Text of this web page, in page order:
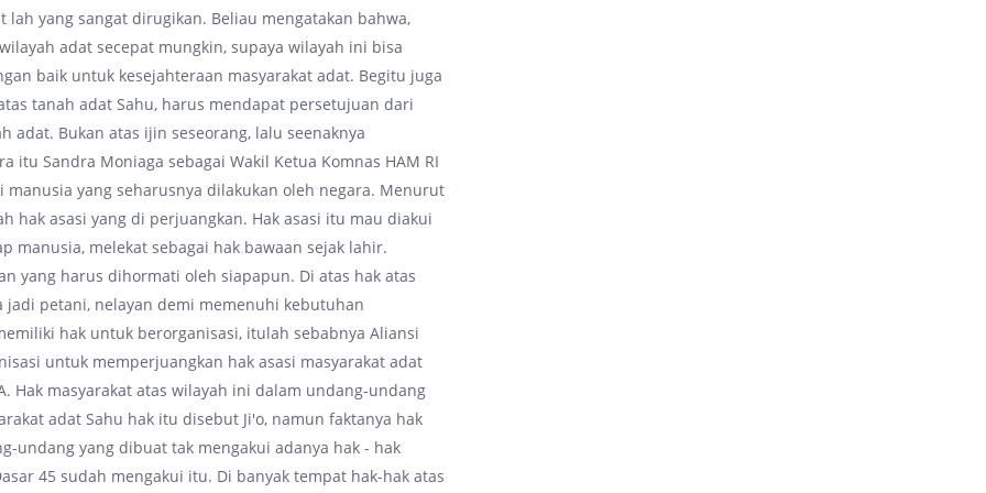
yang sangat dirugikan. Beliau mengatakan bahwa,
adat secepat mungkin, supaya wilayah ini bisa
baik untuk kesejahteraan masyarakat adat. Begitu juga
tanah adat Sahu, harus mendapat persetujuan dari
adat. Bukan atas ijin seseorang, lalu seenaknya
itu Sandra Moniaga sebagai Wakil Ketua Komnas HAM RI
yang seharusnya dilakukan oleh negara. Menurut
hak asasi yang di perjuangkan. Hak asasi itu mau diakui
manusia, melekat sebagai hak bawaan sejak lahir.
yang harus dihormati oleh siapapun. Di atas hak atas
petani, nelayan demi memenuhi kebutuhan
hak untuk berorganisasi, itulah sebabnya Aliansi
untuk memperjuangkan hak asasi masyarakat adat
Hak masyarakat atas wilayah ini dalam undang-undang
adat Sahu hak itu disebut Ji'o, namun faktanya hak
undang yang dibuat tak mengakui adanya hak - hak
45 sudah mengakui itu. Di banyak tempat hak-hak atas